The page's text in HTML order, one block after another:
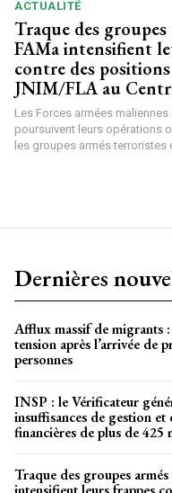
ACTUALITÉ
Traque des groupes
FAMa intensifient
contre des
JNIM/FLA au
Les Forces armées maliennes
poursuivent leurs opérations
les groupes armés terroristes
Dernières
Afflux massif de migrants
tension après l’arrivée de
personnes
INSP : le Vérificateur
insuffisances de gestion
financières de plus de
Traque des groupes